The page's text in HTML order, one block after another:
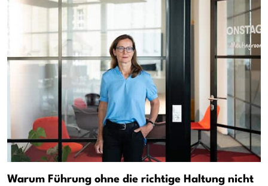
Warum Führung ohne die richtige Haltung nicht